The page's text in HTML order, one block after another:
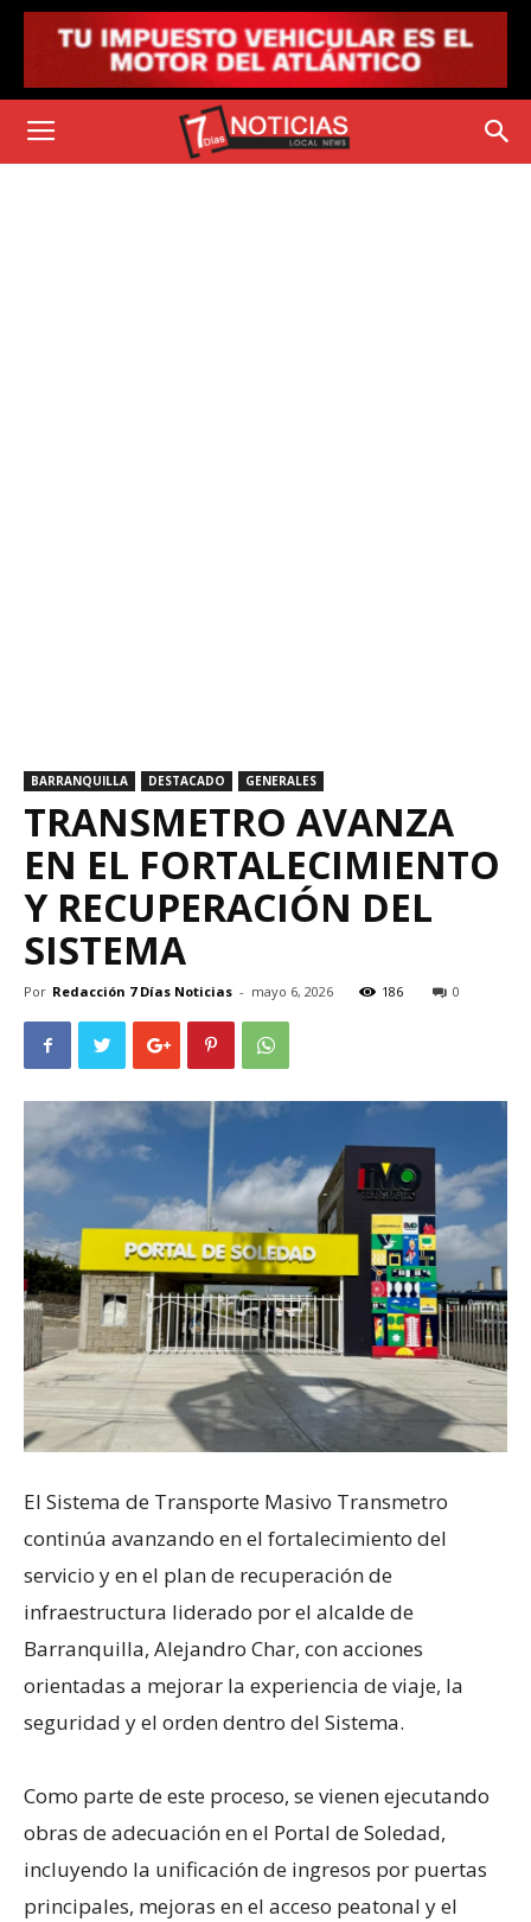
BARRANQUILLA DESTACADO GENERALES
TRANSMETRO AVANZA
EN EL FORTALECIMIENTO
Y RECUPERACIÓN DEL
SISTEMA
Por Redacción 7 Días Noticias - mayo 6, 2026 186 0
El Sistema de Transporte Masivo Transmetro
continúa avanzando en el fortalecimiento del
servicio y en el plan de recuperación de
infraestructura liderado por el alcalde de
Barranquilla, Alejandro Char, con acciones
orientadas a mejorar la experiencia de viaje, la
seguridad y el orden dentro del Sistema.
Como parte de este proceso, se vienen ejecutando
obras de adecuación en el Portal de Soledad,
incluyendo la unificación de ingresos por puertas
principales, mejoras en el acceso peatonal y el